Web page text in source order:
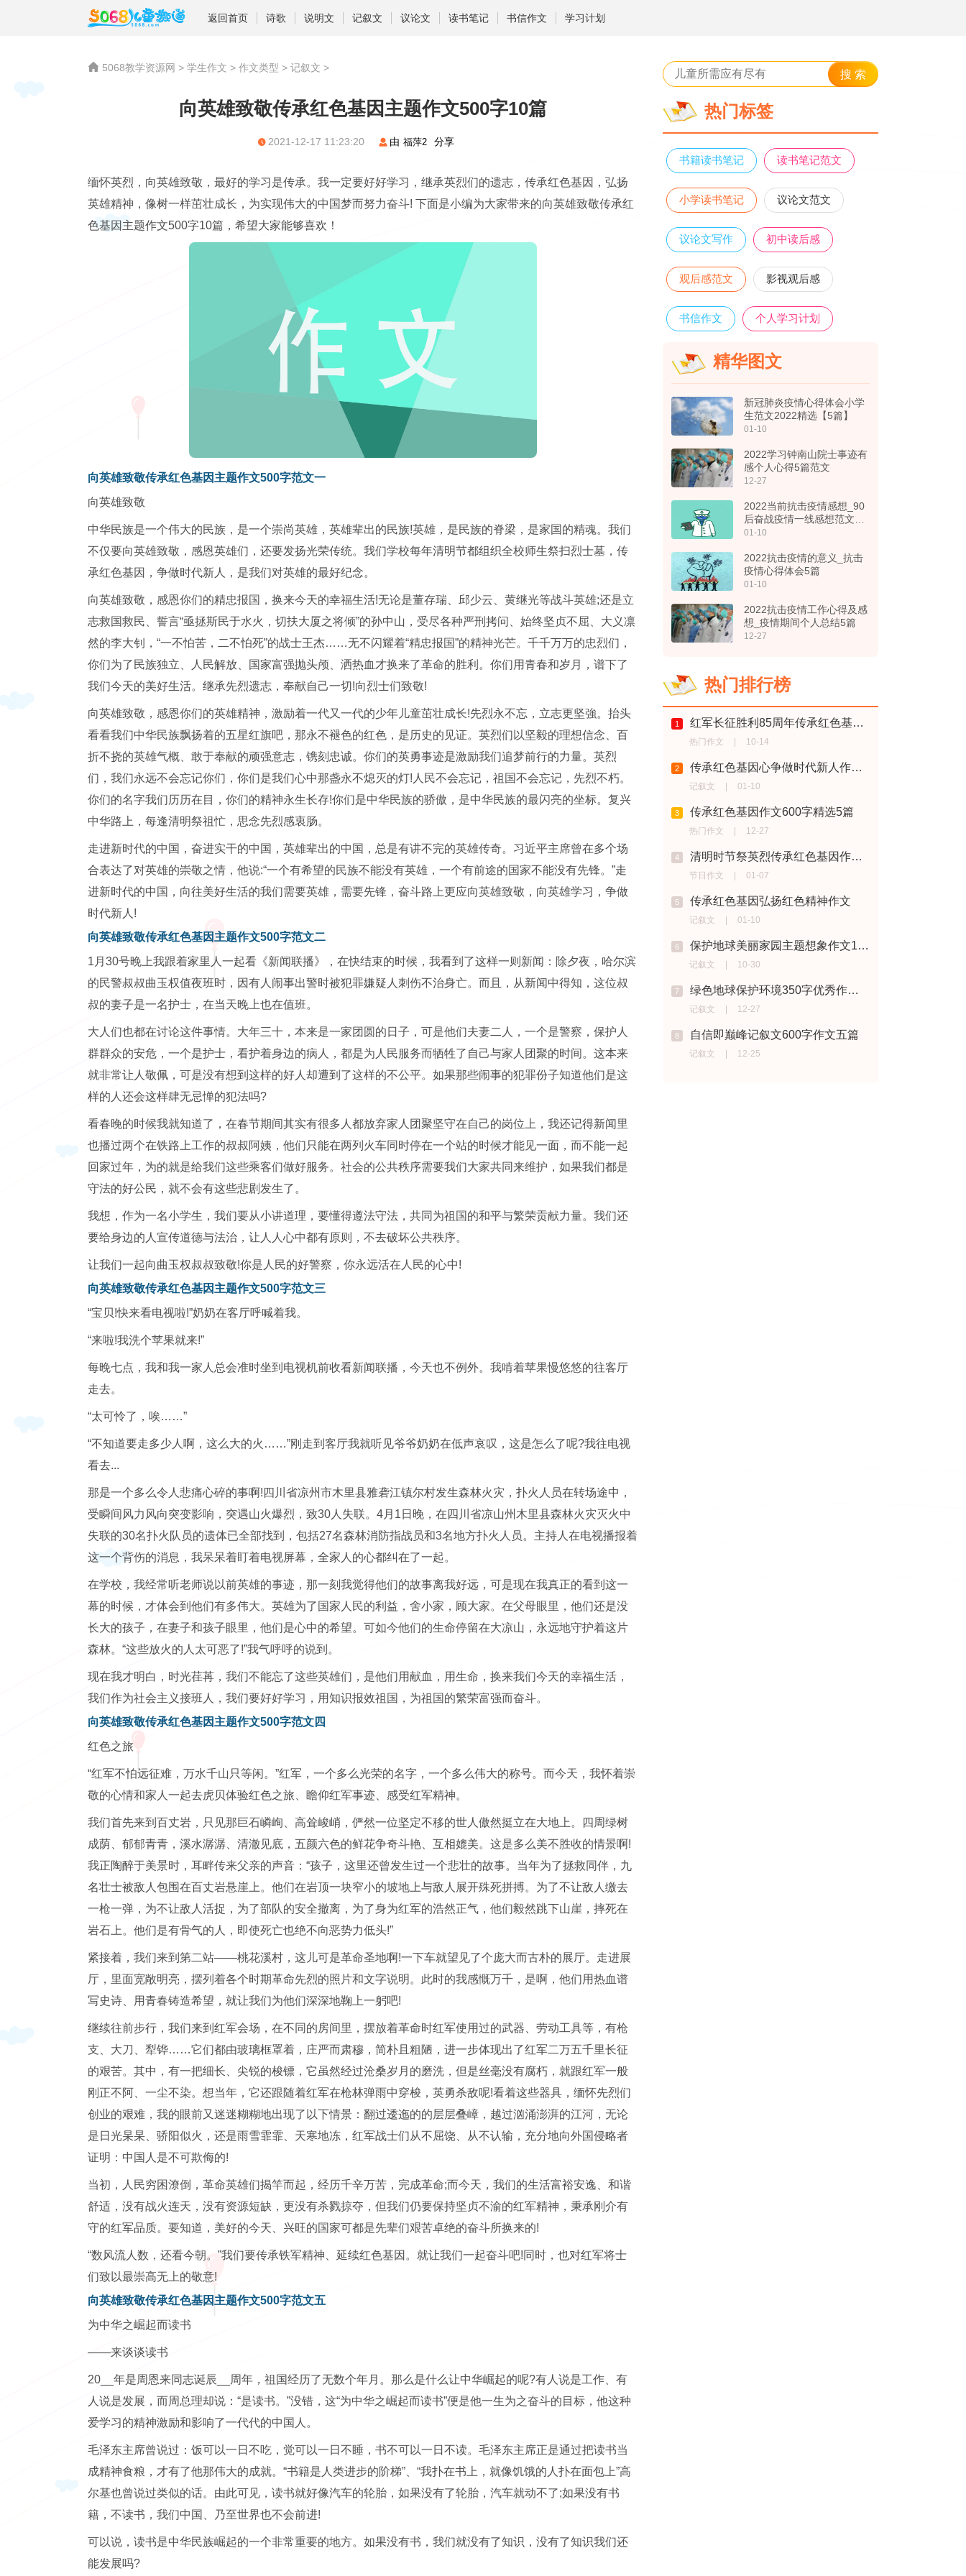
返回首页 诗歌 说明文 记叙文 议论文 读书笔记 书信作文 学习计划
5068教学资源网 > 学生作文 > 作文类型 > 记叙文 >
向英雄致敬传承红色基因主题作文500字10篇
2021-12-17 11:23:20 由 福萍2 分享
缅怀英烈，向英雄致敬，最好的学习是传承。我一定要好好学习，继承英烈们的遗志，传承红色基因，弘扬
英雄精神，像树一样茁壮成长，为实现伟大的中国梦而努力奋斗! 下面是小编为大家带来的向英雄致敬传承红
色基因主题作文500字10篇，希望大家能够喜欢！
向英雄致敬传承红色基因主题作文500字范文一
向英雄致敬
中华民族是一个伟大的民族，是一个崇尚英雄，英雄辈出的民族!英雄，是民族的脊梁，是家国的精魂。我们
不仅要向英雄致敬，感恩英雄们，还要发扬光荣传统。我们学校每年清明节都组织全校师生祭扫烈士墓，传
承红色基因，争做时代新人，是我们对英雄的最好纪念。
向英雄致敬，感恩你们的精忠报国，换来今天的幸福生活!无论是董存瑞、邱少云、黄继光等战斗英雄;还是立
志救国救民、誓言“亟拯斯民于水火，切扶大厦之将倾”的孙中山，受尽各种严刑拷问、始终坚贞不屈、大义凛
然的李大钊，“一不怕苦，二不怕死”的战士王杰……无不闪耀着“精忠报国”的精神光芒。千千万万的忠烈们，
你们为了民族独立、人民解放、国家富强抛头颅、洒热血才换来了革命的胜利。你们用青春和岁月，谱下了
我们今天的美好生活。继承先烈遗志，奉献自己一切!向烈士们致敬!
向英雄致敬，感恩你们的英雄精神，激励着一代又一代的少年儿童茁壮成长!先烈永不忘，立志更坚強。抬头
看看我们中华民族飘扬着的五星红旗吧，那永不褪色的红色，是历史的见证。英烈们以坚毅的理想信念、百
折不挠的英雄气概、敢于奉献的顽强意志，镌刻忠诚。你们的英勇事迹是激励我们追梦前行的力量。英烈
们，我们永远不会忘记你们，你们是我们心中那盏永不熄灭的灯!人民不会忘记，祖国不会忘记，先烈不朽。
你们的名字我们历历在目，你们的精神永生长存!你们是中华民族的骄傲，是中华民族的最闪亮的坐标。复兴
中华路上，每逢清明祭祖忙，思念先烈感衷肠。
走进新时代的中国，奋进实干的中国，英雄辈出的中国，总是有讲不完的英雄传奇。习近平主席曾在多个场
合表达了对英雄的崇敬之情，他说:“一个有希望的民族不能没有英雄，一个有前途的国家不能没有先锋。”走
进新时代的中国，向往美好生活的我们需要英雄，需要先锋，奋斗路上更应向英雄致敬，向英雄学习，争做
时代新人!
向英雄致敬传承红色基因主题作文500字范文二
1月30号晚上我跟着家里人一起看《新闻联播》，在快结束的时候，我看到了这样一则新闻：除夕夜，哈尔滨
的民警叔叔曲玉权值夜班时，因有人闹事出警时被犯罪嫌疑人刺伤不治身亡。而且，从新闻中得知，这位叔
叔的妻子是一名护士，在当天晚上也在值班。
大人们也都在讨论这件事情。大年三十，本来是一家团圆的日子，可是他们夫妻二人，一个是警察，保护人
群群众的安危，一个是护士，看护着身边的病人，都是为人民服务而牺牲了自己与家人团聚的时间。这本来
就非常让人敬佩，可是没有想到这样的好人却遭到了这样的不公平。如果那些闹事的犯罪份子知道他们是这
样的人还会这样肆无忌惮的犯法吗?
看春晚的时候我就知道了，在春节期间其实有很多人都放弃家人团聚坚守在自己的岗位上，我还记得新闻里
也播过两个在铁路上工作的叔叔阿姨，他们只能在两列火车同时停在一个站的时候才能见一面，而不能一起
回家过年，为的就是给我们这些乘客们做好服务。社会的公共秩序需要我们大家共同来维护，如果我们都是
守法的好公民，就不会有这些悲剧发生了。
我想，作为一名小学生，我们要从小讲道理，要懂得遵法守法，共同为祖国的和平与繁荣贡献力量。我们还
要给身边的人宣传道德与法治，让人人心中都有原则，不去破坏公共秩序。
让我们一起向曲玉权叔叔致敬!你是人民的好警察，你永远活在人民的心中!
向英雄致敬传承红色基因主题作文500字范文三
“宝贝!快来看电视啦!”奶奶在客厅呼喊着我。
“来啦!我洗个苹果就来!”
每晚七点，我和我一家人总会准时坐到电视机前收看新闻联播，今天也不例外。我啃着苹果慢悠悠的往客厅
走去。
“太可怜了，唉……”
“不知道要走多少人啊，这么大的火……”刚走到客厅我就听见爷爷奶奶在低声哀叹，这是怎么了呢?我往电视
看去...
那是一个多么令人悲痛心碎的事啊!四川省凉州市木里县雅砻江镇尔村发生森林火灾，扑火人员在转场途中，
受瞬间风力风向突变影响，突遇山火爆烈，致30人失联。4月1日晚，在四川省凉山州木里县森林火灾灭火中
失联的30名扑火队员的遗体已全部找到，包括27名森林消防指战员和3名地方扑火人员。主持人在电视播报着
这一个背伤的消息，我呆呆着盯着电视屏幕，全家人的心都纠在了一起。
在学校，我经常听老师说以前英雄的事迹，那一刻我觉得他们的故事离我好远，可是现在我真正的看到这一
幕的时候，才体会到他们有多伟大。英雄为了国家人民的利益，舍小家，顾大家。在父母眼里，他们还是没
长大的孩子，在妻子和孩子眼里，他们是心中的希望。可如今他们的生命停留在大凉山，永远地守护着这片
森林。“这些放火的人太可恶了!”我气呼呼的说到。
现在我才明白，时光荏苒，我们不能忘了这些英雄们，是他们用献血，用生命，换来我们今天的幸福生活，
我们作为社会主义接班人，我们要好好学习，用知识报效祖国，为祖国的繁荣富强而奋斗。
向英雄致敬传承红色基因主题作文500字范文四
红色之旅
“红军不怕远征难，万水千山只等闲。”红军，一个多么光荣的名字，一个多么伟大的称号。而今天，我怀着崇
敬的心情和家人一起去虎贝体验红色之旅、瞻仰红军事迹、感受红军精神。
我们首先来到百丈岩，只见那巨石嶙峋、高耸峻峭，俨然一位坚定不移的世人傲然挺立在大地上。四周绿树
成荫、郁郁青青，溪水潺潺、清澈见底，五颜六色的鲜花争奇斗艳、互相媲美。这是多么美不胜收的情景啊!
我正陶醉于美景时，耳畔传来父亲的声音：“孩子，这里还曾发生过一个悲壮的故事。当年为了拯救同伴，九
名壮士被敌人包围在百丈岩悬崖上。他们在岩顶一块窄小的坡地上与敌人展开殊死拼搏。为了不让敌人缴去
一枪一弹，为不让敌人活捉，为了部队的安全撤离，为了身为红军的浩然正气，他们毅然跳下山崖，摔死在
岩石上。他们是有骨气的人，即使死亡也绝不向恶势力低头!”
紧接着，我们来到第二站——桃花溪村，这儿可是革命圣地啊!一下车就望见了个庞大而古朴的展厅。走进展
厅，里面宽敞明亮，摆列着各个时期革命先烈的照片和文字说明。此时的我感慨万千，是啊，他们用热血谱
写史诗、用青春铸造希望，就让我们为他们深深地鞠上一躬吧!
继续往前步行，我们来到红军会场，在不同的房间里，摆放着革命时红军使用过的武器、劳动工具等，有枪
支、大刀、犁铧……它们都由玻璃框罩着，庄严而肃穆，简朴且粗陋，进一步体现出了红军二万五千里长征
的艰苦。其中，有一把细长、尖锐的梭镖，它虽然经过沧桑岁月的磨洗，但是丝毫没有腐朽，就跟红军一般
刚正不阿、一尘不染。想当年，它还跟随着红军在枪林弹雨中穿梭，英勇杀敌呢!看着这些器具，缅怀先烈们
创业的艰难，我的眼前又迷迷糊糊地出现了以下情景：翻过逶迤的的层层叠嶂，越过汹涌澎湃的江河，无论
是日光杲杲、骄阳似火，还是雨雪霏霏、天寒地冻，红军战士们从不屈饶、从不认输，充分地向外国侵略者
证明：中国人是不可欺侮的!
当初，人民穷困潦倒，革命英雄们揭竿而起，经历千辛万苦，完成革命;而今天，我们的生活富裕安逸、和谐
舒适，没有战火连天，没有资源短缺，更没有杀戮掠夺，但我们仍要保持坚贞不渝的红军精神，秉承刚介有
守的红军品质。要知道，美好的今天、兴旺的国家可都是先辈们艰苦卓绝的奋斗所换来的!
“数风流人数，还看今朝。”我们要传承铁军精神、延续红色基因。就让我们一起奋斗吧!同时，也对红军将士
们致以最崇高无上的敬意!
向英雄致敬传承红色基因主题作文500字范文五
为中华之崛起而读书
——来谈谈读书
20__年是周恩来同志诞辰__周年，祖国经历了无数个年月。那么是什么让中华崛起的呢?有人说是工作、有
人说是发展，而周总理却说：“是读书。”没错，这“为中华之崛起而读书”便是他一生为之奋斗的目标，他这种
爱学习的精神激励和影响了一代代的中国人。
毛泽东主席曾说过：饭可以一日不吃，觉可以一日不睡，书不可以一日不读。毛泽东主席正是通过把读书当
成精神食粮，才有了他那伟大的成就。“书籍是人类进步的阶梯”、“我扑在书上，就像饥饿的人扑在面包上”高
尔基也曾说过类似的话。由此可见，读书就好像汽车的轮胎，如果没有了轮胎，汽车就动不了;如果没有书
籍，不读书，我们中国、乃至世界也不会前进!
可以说，读书是中华民族崛起的一个非常重要的地方。如果没有书，我们就没有了知识，没有了知识我们还
能发展吗?
热门标签
书籍读书笔记 读书笔记范文
小学读书笔记 议论文范文
议论文写作 初中读后感
观后感范文 影视观后感
书信作文 个人学习计划
精华图文
新冠肺炎疫情心得体会小学
生范文2022精选【5篇】
01-10
2022学习钟南山院士事迹有
感个人心得5篇范文
12-27
2022当前抗击疫情感想_90
后奋战疫情一线感想范文5
篇
01-10
2022抗击疫情的意义_抗击
疫情心得体会5篇
01-10
2022抗击疫情工作心得及感
想_疫情期间个人总结5篇
12-27
热门排行榜
1 红军长征胜利85周年传承红色基因作文5篇
热门作文 10-14
2 传承红色基因心争做时代新人作文十篇
记叙文 01-10
3 传承红色基因作文600字精选5篇
热门作文 12-27
4 清明时节祭英烈传承红色基因作文10篇
节日作文 01-07
5 传承红色基因弘扬红色精神作文
记叙文 01-10
6 保护地球美丽家园主题想象作文10篇
记叙文 10-30
7 绿色地球保护环境350字优秀作文10篇
记叙文 12-27
8 自信即巅峰记叙文600字作文五篇
记叙文 12-25